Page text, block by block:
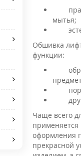
мытья;
Обшивка
функции:
Чаще всего
применяется
оформления
прекрасной